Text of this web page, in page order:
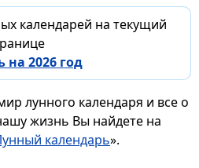
календарей на текущий
2026 год
лунного календаря и все о
жизнь Вы найдете на
календарь».